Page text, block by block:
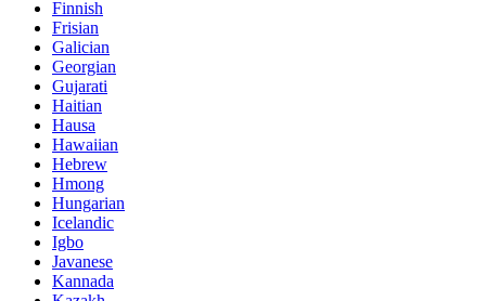
Finnish
Frisian
Galician
Georgian
Gujarati
Haitian
Hausa
Hawaiian
Hebrew
Hmong
Hungarian
Icelandic
Igbo
Javanese
Kannada